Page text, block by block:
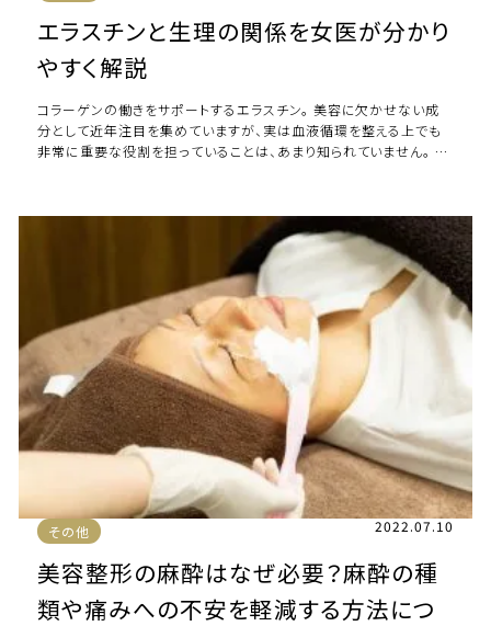
エラスチンと生理の関係を女医が分かり
やすく解説
コラーゲンの働きをサポートするエラスチン。 美容に欠かせない成
分として近年注目を集めていますが、実は血液循環を整える上でも
非常に重要な役割を担っていることは、あまり知られていません。 ま
その他 2022.07.10
美容整形の麻酔はなぜ必要？麻酔の種
類や痛みへの不安を軽減する方法につ